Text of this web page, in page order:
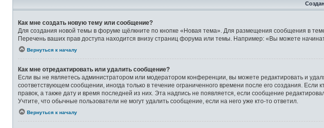
Как мне создать новую тему или сообщение?
Для создания новой темы в форуме щёлкните по кнопке «Новая тема». Для размещения сообщения в
Перечень ваших прав доступа находится внизу страниц форума или темы. Например: «Вы можете
Вернуться к началу
Как мне отредактировать или удалить сообщение?
Если вы не являетесь администратором или модератором конференции, вы можете редактировать и
соответствующем сообщении, иногда только в течение ограниченного времени после его создания.
правок, а также дату и время последней из них. Эта надпись не появляется, если сообщение
Учтите, что обычные пользователи не могут удалить сообщение, если на него уже кто-то ответил.
Вернуться к началу